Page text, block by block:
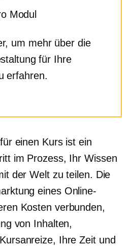
Modul
um mehr über die
für Ihre
erfahren.
einen Kurs ist ein
im Prozess, Ihr Wissen
der Welt zu teilen. Die
eines Online-
Kosten verbunden,
von Inhalten,
Ihre Zeit und